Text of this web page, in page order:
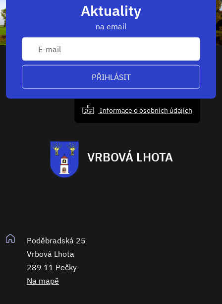
Aktuality
na email
PŘIHLÁSIT
Informace o osobních údajích
VRBOVÁ LHOTA
Poděbradská 25
Vrbová Lhota
289 11 Pečky
Na mapě